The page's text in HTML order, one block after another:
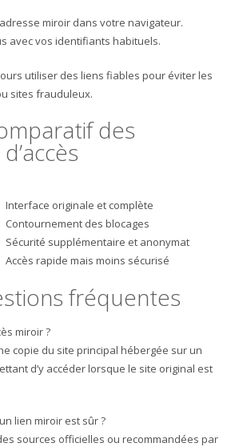
miroir dans votre navigateur.
avec vos identifiants habituels.
utiliser des liens fiables pour éviter les
sites frauduleux.
des
Interface originale et complète
Contournement des blocages
Sécurité supplémentaire et anonymat
Accès rapide mais moins sécurisé
fréquentes
miroir ?
copie du site principal hébergée sur un
d’y accéder lorsque le site original est
lien miroir est sûr ?
sources officielles ou recommandées par